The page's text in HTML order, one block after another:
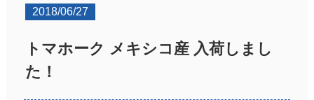
2018/06/27
トマホーク メキシコ産 入荷しまし
た！